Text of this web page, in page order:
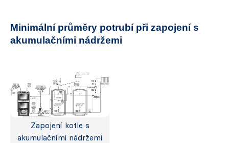
Minimální průměry potrubí při zapojení s
akumulačními nádržemi
Zapojení kotle s
akumulačními nádržemi